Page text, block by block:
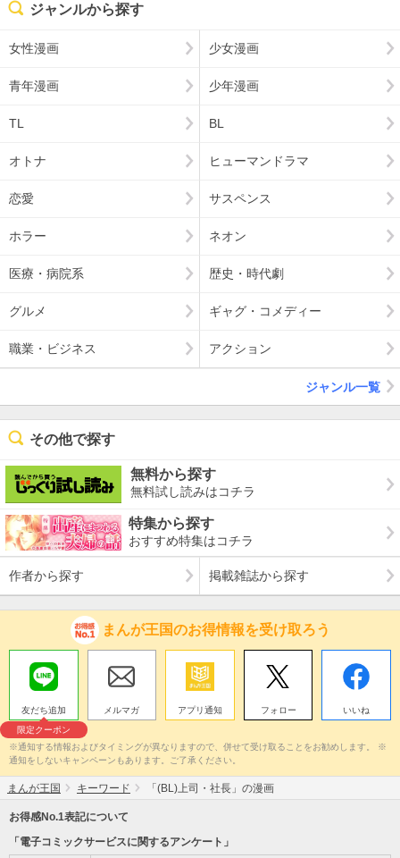
ジャンルから探す
女性漫画 少女漫画
青年漫画 少年漫画
TL BL
オトナ ヒューマンドラマ
恋愛 サスペンス
ホラー ネオン
医療・病院系 歴史・時代劇
グルメ ギャグ・コメディー
職業・ビジネス アクション
ジャンル一覧
その他で探す
無料から探す
無料試し読みはコチラ
特集から探す
おすすめ特集はコチラ
作者から探す 掲載雑誌から探す
まんが王国のお得情報を受け取ろう
友だち追加
限定クーポン
メルマガ アプリ通知 フォロー いいね
※通知する情報およびタイミングが異なりますので、併せて受け取ることをお勧めします。 ※
通知をしないキャンペーンもあります。ご了承ください。
まんが王国 キーワード 「(BL)上司・社長」の漫画
お得感No.1表記について
「電子コミックサービスに関するアンケート」